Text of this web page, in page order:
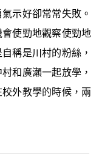
示好卻常常失敗。
會使勁地觀察使勁地
稱是川村的粉絲，
和廣瀨一起放學，
外教學的時候，兩